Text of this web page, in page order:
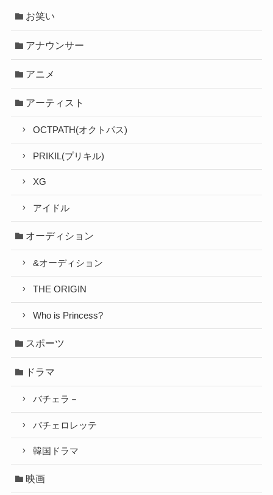
お笑い
アナウンサー
アニメ
アーティスト
OCTPATH(オクトパス)
PRIKIL(プリキル)
XG
アイドル
オーディション
&オーディション
THE ORIGIN
Who is Princess?
スポーツ
ドラマ
バチェラ－
バチェロレッテ
韓国ドラマ
映画